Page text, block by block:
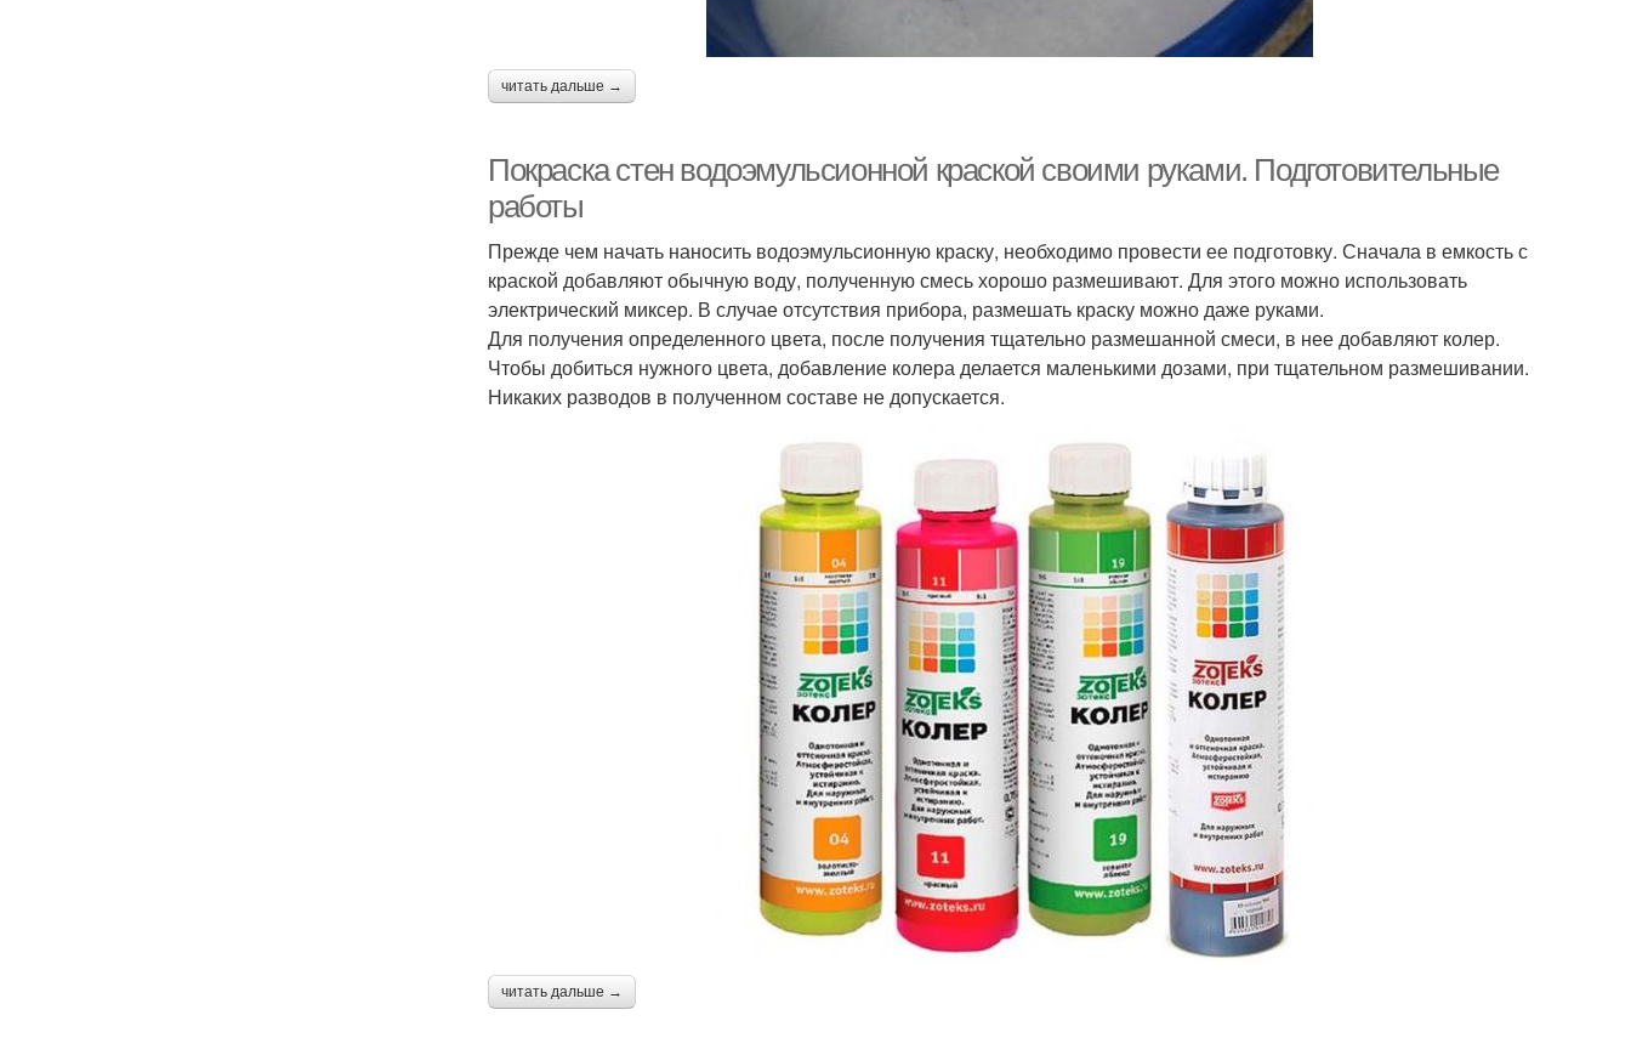
читать дальше →
Покраска стен водоэмульсионной краской своими руками. Подготовительные
работы
Прежде чем начать наносить водоэмульсионную краску, необходимо провести ее подготовку. Сначала в емкость с
краской добавляют обычную воду, полученную смесь хорошо размешивают. Для этого можно использовать
электрический миксер. В случае отсутствия прибора, размешать краску можно даже руками.
Для получения определенного цвета, после получения тщательно размешанной смеси, в нее добавляют колер.
Чтобы добиться нужного цвета, добавление колера делается маленькими дозами, при тщательном размешивании.
Никаких разводов в полученном составе не допускается.
читать дальше →